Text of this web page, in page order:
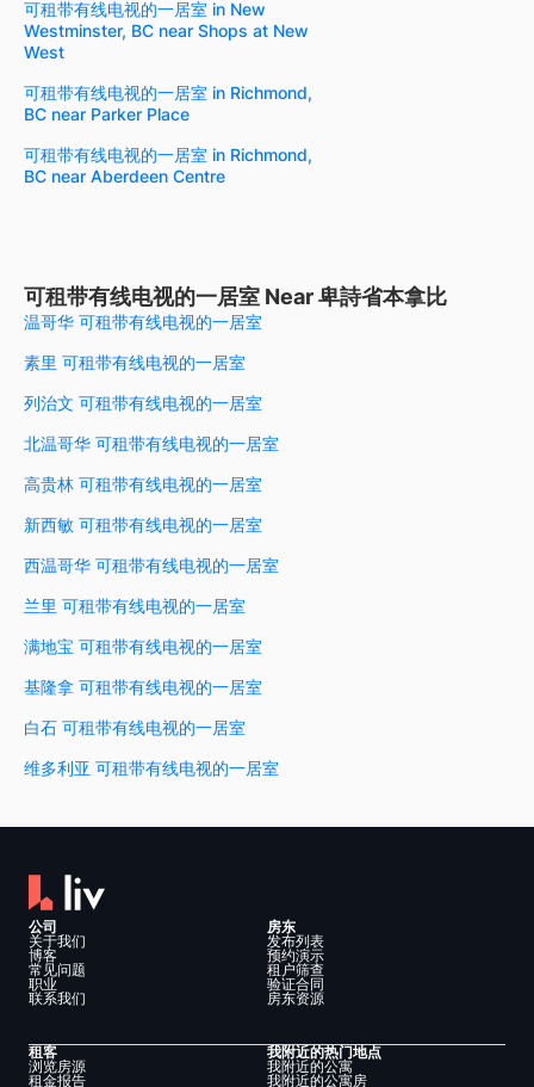
可租带有线电视的一居室 in New
Westminster, BC near Shops at New
West
可租带有线电视的一居室 in Richmond,
BC near Parker Place
可租带有线电视的一居室 in Richmond,
BC near Aberdeen Centre
可租带有线电视的一居室 Near 卑詩省本拿比
温哥华 可租带有线电视的一居室
素里 可租带有线电视的一居室
列治文 可租带有线电视的一居室
北温哥华 可租带有线电视的一居室
高贵林 可租带有线电视的一居室
新西敏 可租带有线电视的一居室
西温哥华 可租带有线电视的一居室
兰里 可租带有线电视的一居室
满地宝 可租带有线电视的一居室
基隆拿 可租带有线电视的一居室
白石 可租带有线电视的一居室
维多利亚 可租带有线电视的一居室
公司
关于我们
博客
常见问题
职业
联系我们
房东
发布列表
预约演示
租户筛查
验证合同
房东资源
租客
浏览房源
租金报告
我附近的热门地点
我附近的公寓
我附近的公寓房